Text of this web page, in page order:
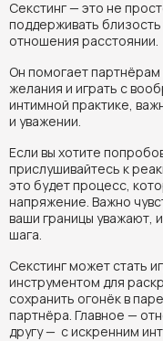
Секстинг — это не
поддерживать
отношения расстоянии.
Он помогает партнёрам
желания и играть с
интимной практике,
и уважении.
Если вы хотите
прислушивайтесь к
это будет процесс,
напряжение. Важно
ваши границы уважают,
шага.
Секстинг может стать
инструментом для
сохранить огонёк в
партнёра. Главное —
другу — с искренним